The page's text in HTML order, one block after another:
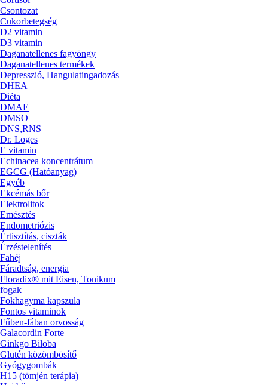
Csontozat
Cukorbetegség
D2 vitamin
D3 vitamin
Daganatellenes fagyöngy
Daganatellenes termékek
Depresszió, Hangulatingadozás
DHEA
Diéta
DMAE
DMSO
DNS,RNS
Dr. Loges
E vitamin
Echinacea koncentrátum
EGCG (Hatóanyag)
Egyéb
Ekcémás bőr
Elektrolitok
Emésztés
Endometriózis
Értisztítás, ciszták
Érzéstelenítés
Fahéj
Fáradtság, energia
Floradix® mit Eisen, Tonikum
fogak
Fokhagyma kapszula
Fontos vitaminok
Fűben-fában orvosság
Galacordin Forte
Ginkgo Biloba
Glutén közömbösítő
Gyógygombák
H15 (tömjén terápia)